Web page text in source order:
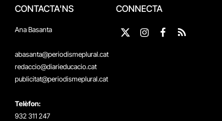
CONTACTA'NS
Ana Basanta
abasanta@periodismeplural.cat
redaccio@diarieducacio.cat
publicitat@periodismeplural.cat
Telèfon:
932 311 247
CONNECTA
X
Instagram
Facebook
RSS